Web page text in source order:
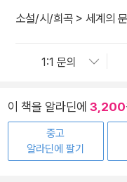
소설/시/희곡 > 세계의
이 책을 알라딘에 3,200
중고
알라딘에 팔기